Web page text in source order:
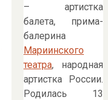
– артистка
балета, прима-
балерина
Мариинского
театра, народная
артистка России.
Родилась 13